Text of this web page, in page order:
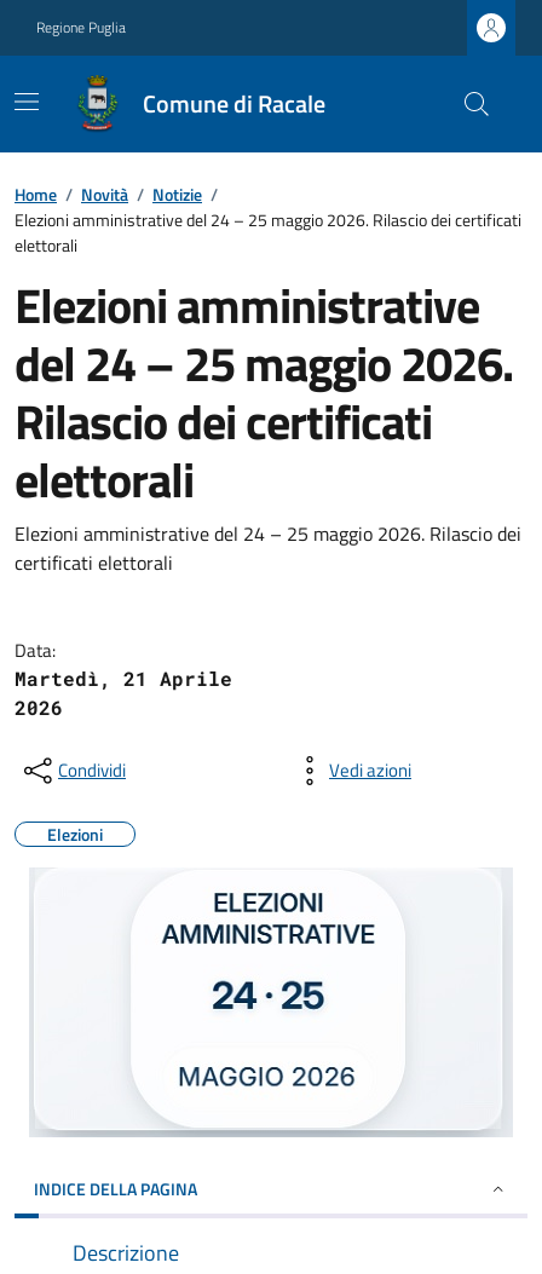
Regione Puglia
Comune di Racale
Home / Novità / Notizie /
Elezioni amministrative del 24 – 25 maggio 2026. Rilascio dei certificati
elettorali
Elezioni amministrative
del 24 – 25 maggio 2026.
Rilascio dei certificati
elettorali
Elezioni amministrative del 24 – 25 maggio 2026. Rilascio dei
certificati elettorali
Data:
Martedì, 21 Aprile
2026
Condividi Vedi azioni
Elezioni
INDICE DELLA PAGINA
Descrizione